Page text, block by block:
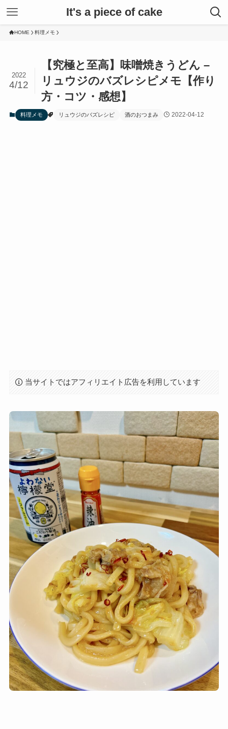
It's a piece of cake
HOME 料理メモ
【究極と至高】味噌焼きうどん –
リュウジのバズレシピメモ【作り
方・コツ・感想】
2022
4/12
料理メモ リュウジのバズレシピ 酒のおつまみ 2022-04-12
当サイトではアフィリエイト広告を利用しています